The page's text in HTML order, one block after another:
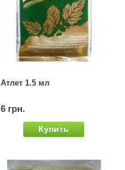
Атлет 1.5 мл
6 грн.
Купить